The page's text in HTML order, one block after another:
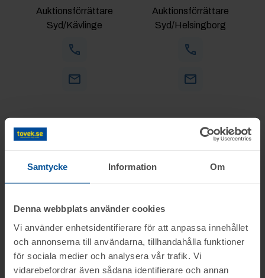
Samtycke Information Om
Denna webbplats använder cookies
Vi använder enhetsidentifierare för att anpassa innehållet
och annonserna till användarna, tillhandahålla funktioner
för sociala medier och analysera vår trafik. Vi
vidarebefordrar även sådana identifierare och annan
Auktionsförrättare
Syd/Kävlinge
Auktionsförrättare
Syd/Helsingborg
Auktionsförättare